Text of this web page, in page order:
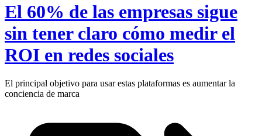
El 60% de las empresas sigue
sin tener claro cómo medir el
ROI en redes sociales
El principal objetivo para usar estas plataformas es aumentar la
conciencia de marca